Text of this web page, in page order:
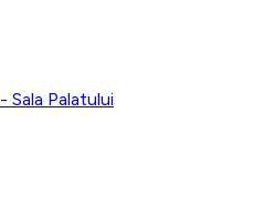
Sala Palatului